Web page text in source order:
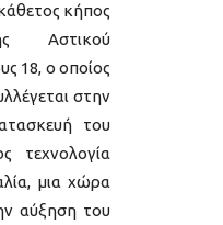
κήπος
Αστικού
18, ο οποίος
στην
του
τεχνολογία
μια χώρα
αύξηση του